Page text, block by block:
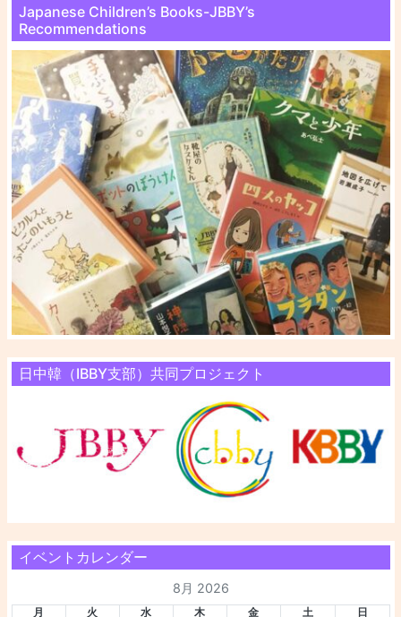
Japanese Children’s Books-JBBY’s
Recommendations
日中韓（IBBY支部）共同プロジェクト
イベントカレンダー
8月 2026
月 火 水 木 金 土
日